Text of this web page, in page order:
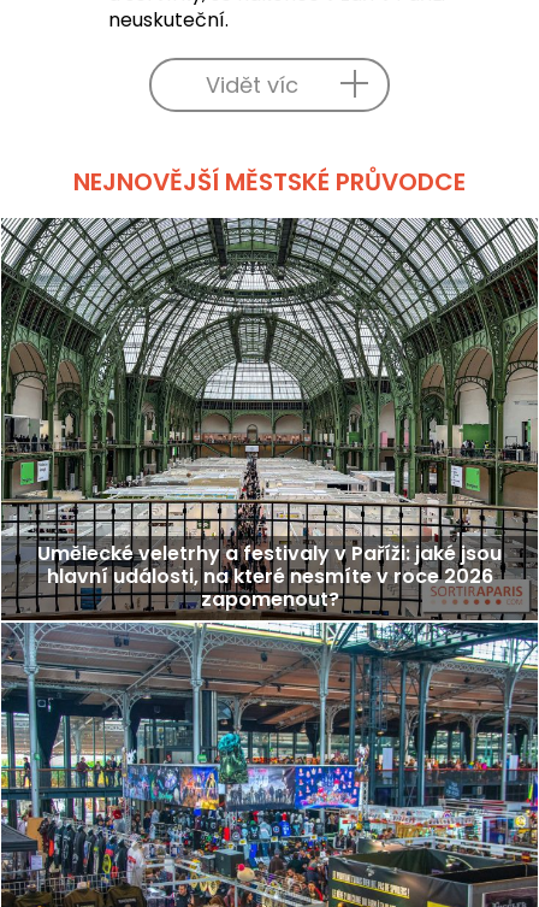
neuskuteční.
Vidět víc
NEJNOVĚJŠÍ MĚSTSKÉ PRŮVODCE
Umělecké veletrhy a festivaly v Paříži: jaké jsou
hlavní události, na které nesmíte v roce 2026
zapomenout?